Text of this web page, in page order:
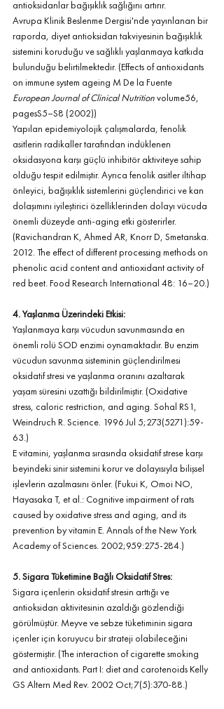
antioksidanlar bağışıklık sağlığını artırır.
Avrupa Klinik Beslenme Dergisi'nde yayınlanan bir
raporda, diyet antioksidan takviyesinin bağışıklık
sistemini koruduğu ve sağlıklı yaşlanmaya katkıda
bulunduğu belirtilmektedir. (Effects of antioxidants
on immune system ageing M De la Fuente
European Journal of Clinical Nutrition volume56,
pagesS5–S8 (2002))
Yapılan epidemiyolojik çalışmalarda, fenolik
asitlerin radikaller tarafından indüklenen
oksidasyona karşı güçlü inhibitör aktiviteye sahip
olduğu tespit edilmiştir. Ayrıca fenolik asitler iltihap
önleyici, bağışıklık sistemlerini güçlendirici ve kan
dolaşımını iyileştirici özelliklerinden dolayı vücuda
önemli düzeyde anti-aging etki gösterirler.
(Ravichandran K, Ahmed AR, Knorr D, Smetanska.
2012. The effect of different processing methods on
phenolic acid content and antioxidant activity of
red beet. Food Research International 48: 16–20.)
4. Yaşlanma Üzerindeki Etkisi:
Yaşlanmaya karşı vücudun savunmasında en
önemli rolü SOD enzimi oynamaktadır. Bu enzim
vücudun savunma sisteminin güçlendirilmesi
oksidatif stresi ve yaşlanma oranını azaltarak
yaşam süresini uzattığı bildirilmiştir. (Oxidative
stress, caloric restriction, and aging. Sohal RS1,
Weindruch R. Science. 1996 Jul 5;273(5271):59-
63.)
E vitamini, yaşlanma sırasında oksidatif strese karşı
beyindeki sinir sistemini korur ve dolayısıyla bilişsel
işlevlerin azalmasını önler. (Fukui K, Omoi NO,
Hayasaka T, et al.: Cognitive impairment of rats
caused by oxidative stress and aging, and its
prevention by vitamin E. Annals of the New York
Academy of Sciences. 2002;959:275-284.)
5. Sigara Tüketimine Bağlı Oksidatif Stres:
Sigara içenlerin oksidatif stresin arttığı ve
antioksidan aktivitesinin azaldığı gözlendiği
görülmüştür. Meyve ve sebze tüketiminin sigara
içenler için koruyucu bir strateji olabileceğini
göstermiştir. (The interaction of cigarette smoking
and antioxidants. Part I: diet and carotenoids Kelly
GS Altern Med Rev. 2002 Oct;7(5):370-88.)